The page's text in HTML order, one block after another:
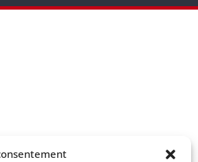
de blog et prenez connaissance
liens de désinscription ou en